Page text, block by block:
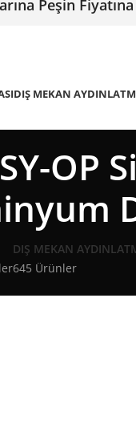
Peşin
DIŞ MEKAN
OP
DIŞ MEKAN
645 Ürünler